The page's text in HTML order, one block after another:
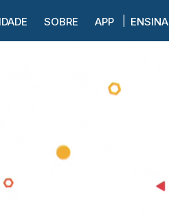
SOBRE APP ENSINA